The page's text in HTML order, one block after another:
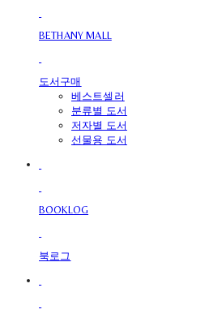
BETHANY MALL
도서구매
베스트셀러
분류별 도서
저자별 도서
선물용 도서
BOOKLOG
북로그